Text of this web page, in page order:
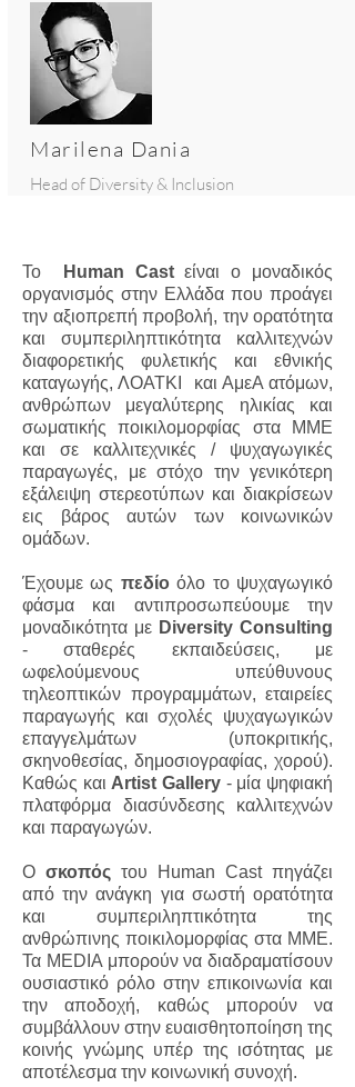
Marilena Dania
Head of Diversity & Inclusion
Το Human Castείναι ο μοναδικός
οργανισμός στην Ελλάδα που προάγει
την αξιοπρεπή προβολή, την ορατότητα
και συμπεριληπτικότητα καλλιτεχνών
διαφορετικής φυλετικής και εθνικής
καταγωγής, ΛΟΑΤΚΙ και ΑμεΑ ατόμων,
ανθρώπων μεγαλύτερης ηλικίας και
σωματικής ποικιλομορφίας στα ΜΜΕ
και σε καλλιτεχνικές / ψυχαγωγικές
παραγωγές, με στόχο την γενικότερη
εξάλειψη στερεοτύπων και διακρίσεων
εις βάρος αυτών των κοινωνικών
ομάδων.
Έχουμε ως πεδίοόλο το ψυχαγωγικό
φάσμα και αντιπροσωπεύουμε την
μοναδικότητα με Diversity Consulting
- σταθερές εκπαιδεύσεις, με
ωφελούμενους υπεύθυνους
τηλεοπτικών προγραμμάτων, εταιρείες
παραγωγής και σχολές ψυχαγωγικών
επαγγελμάτων (υποκριτικής,
σκηνοθεσίας, δημοσιογραφίας, χορού).
Καθώς και Artist Gallery - μία ψηφιακή
πλατφόρμα διασύνδεσης καλλιτεχνών
και παραγωγών.
O σκοπός του Human Cast πηγάζει
από την ανάγκη για σωστή ορατότητα
και συμπεριληπτικότητα της
ανθρώπινης ποικιλομορφίας στα ΜΜΕ.
Τα MEDIA μπορούν να διαδραματίσουν
ουσιαστικό ρόλο στην επικοινωνία και
την αποδοχή, καθώς μπορούν να
συμβάλλουν στην ευαισθητοποίηση της
κοινής γνώμης υπέρ της ισότητας με
αποτέλεσμα την κοινωνική συνοχή.